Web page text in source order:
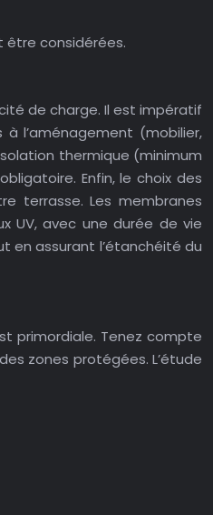
être considérées.
de charge. Il est impératif
l’aménagement (mobilier,
thermique (minimum
Enfin, le choix des
terrasse. Les membranes
UV, avec une durée de vie
en assurant l’étanchéité du
primordiale. Tenez compte
zones protégées. L’étude